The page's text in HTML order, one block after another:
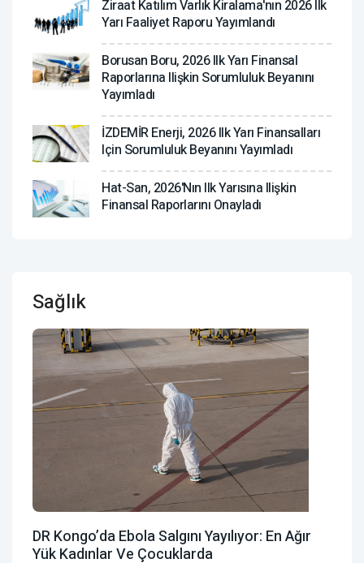
Ziraat Katılım Varlık Kiralama'nın 2026 Ilk
Yarı Faaliyet Raporu Yayımlandı
Borusan Boru, 2026 Ilk Yarı Finansal
Raporlarına Ilişkin Sorumluluk Beyanını
Yayımladı
İZDEMİR Enerji, 2026 Ilk Yarı Finansalları
Için Sorumluluk Beyanını Yayımladı
Hat-San, 2026'nın Ilk Yarısına Ilişkin
Finansal Raporlarını Onayladı
Sağlık
DR Kongo’da Ebola Salgını Yayılıyor: En Ağır
Yük Kadınlar Ve Çocuklarda